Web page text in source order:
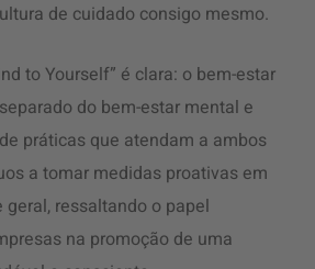
de cuidado consigo mesmo.
to Yourself” é clara: o bem-estar
do bem-estar mental e
práticas que atendam a ambos
a tomar medidas proativas em
ressaltando o papel
na promoção de uma